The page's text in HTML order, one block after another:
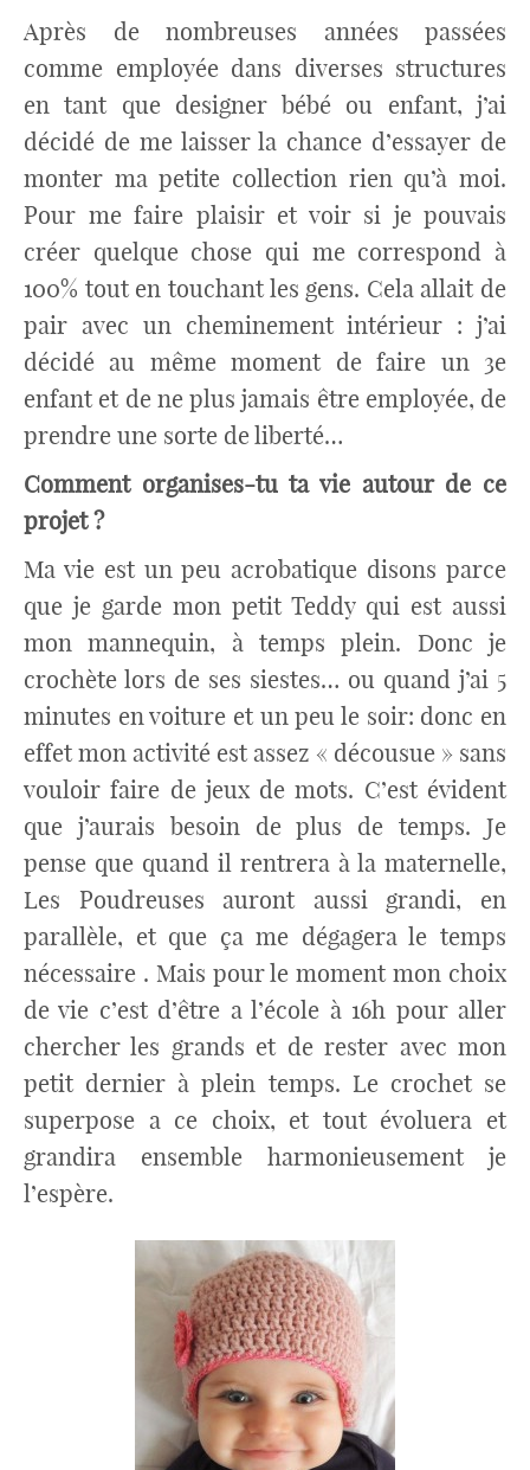
Après de nombreuses années passées
comme employée dans diverses structures
en tant que designer bébé ou enfant, j’ai
décidé de me laisser la chance d’essayer de
monter ma petite collection rien qu’à moi.
Pour me faire plaisir et voir si je pouvais
créer quelque chose qui me correspond à
100% tout en touchant les gens. Cela allait de
pair avec un cheminement intérieur : j’ai
décidé au même moment de faire un 3e
enfant et de ne plus jamais être employée, de
prendre une sorte de liberté…
Comment organises-tu ta vie autour de ce
projet ?
Ma vie est un peu acrobatique disons parce
que je garde mon petit Teddy qui est aussi
mon mannequin, à temps plein. Donc je
crochète lors de ses siestes… ou quand j’ai 5
minutes en voiture et un peu le soir: donc en
effet mon activité est assez « décousue » sans
vouloir faire de jeux de mots. C’est évident
que j’aurais besoin de plus de temps. Je
pense que quand il rentrera à la maternelle,
Les Poudreuses auront aussi grandi, en
parallèle, et que ça me dégagera le temps
nécessaire . Mais pour le moment mon choix
de vie c’est d’être a l’école à 16h pour aller
chercher les grands et de rester avec mon
petit dernier à plein temps. Le crochet se
superpose a ce choix, et tout évoluera et
grandira ensemble harmonieusement je
l’espère.